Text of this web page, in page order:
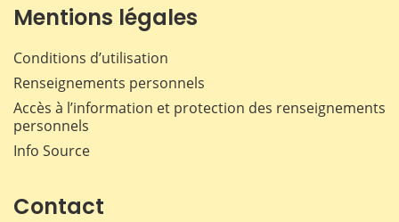
Mentions légales
Conditions d’utilisation
Renseignements personnels
Accès à l’information et protection des renseignements
personnels
Info Source
Contact